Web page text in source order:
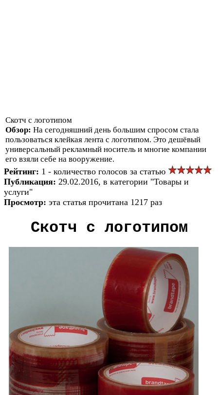
Скотч с логотипом
Обзор: На сегодняшний день большим спросом стала
пользоваться клейкая лента с логотипом. Это дешёвый
универсальный рекламный носитель и многие компании
его взяли себе на вооружение.
Рейтинг: 1 - количество голосов за статью
Публикация: 29.02.2016, в категории "Товары и
услуги"
Просмотр: эта статья прочитана 1217 раз
Скотч с логотипом